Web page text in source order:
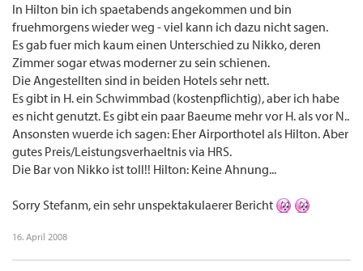
In Hilton bin ich spaetabends angekommen und bin
fruehmorgens wieder weg - viel kann ich dazu nicht sagen.
Es gab fuer mich kaum einen Unterschied zu Nikko, deren
Zimmer sogar etwas moderner zu sein schienen.
Die Angestellten sind in beiden Hotels sehr nett.
Es gibt in H. ein Schwimmbad (kostenpflichtig), aber ich habe
es nicht genutzt. Es gibt ein paar Baeume mehr vor H. als vor N..
Ansonsten wuerde ich sagen: Eher Airporthotel als Hilton. Aber
gutes Preis/Leistungsverhaeltnis via HRS.
Die Bar von Nikko ist toll!! Hilton: Keine Ahnung...
Sorry Stefanm, ein sehr unspektakulaerer Bericht
16. April 2008